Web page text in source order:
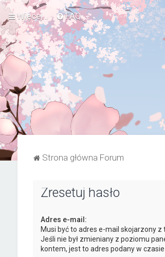
Więcej… FAQ
Strona główna Forum
Zresetuj hasło
Adres e-mail:
Musi być to adres e-mail skojarzony z
Jeśli nie był zmieniany z poziomu
kontem, jest to adres podany w czasie